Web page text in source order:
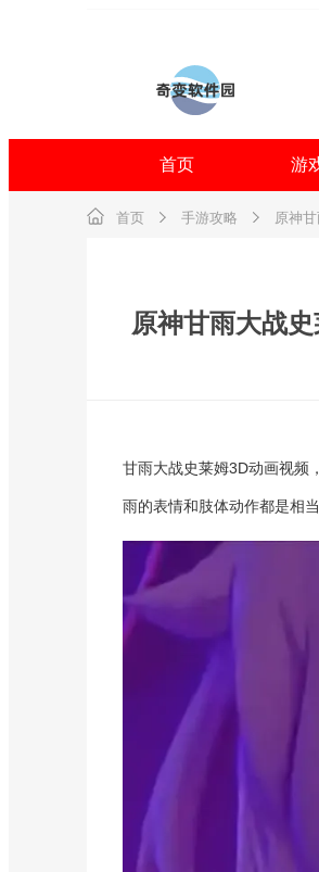
首页 游
首页 手游攻略 原神
原神甘雨大战
甘雨大战史莱姆3D动画视频
雨的表情和肢体动作都是相当